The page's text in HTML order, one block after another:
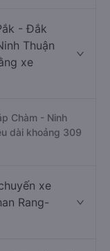
- Đắk
Thuận
xe
Chàm - Ninh
dài khoảng 309
xe
Rang-